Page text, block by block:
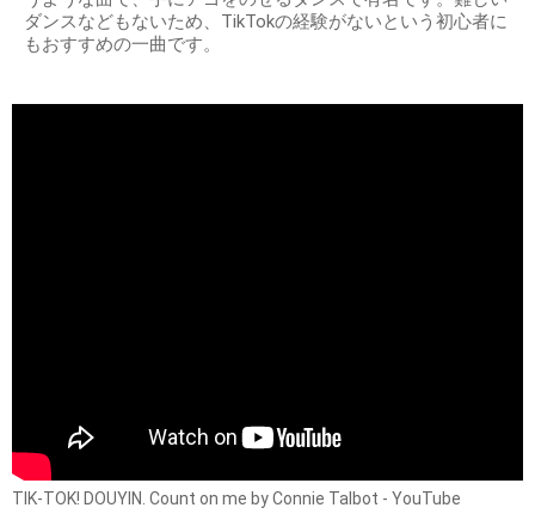
ダンスなどもないため、TikTokの経験がないという初心者に
もおすすめの一曲です。
TIK-TOK! DOUYIN. Count on me by Connie Talbot - YouTube